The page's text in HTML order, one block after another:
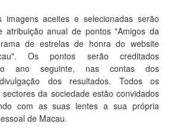
aceites e selecionadas serão
atribuição anual de pontos "Amigos da
de estrelas de honra do website
Os pontos serão creditados
no ano seguinte, nas contas dos
dos resultados. Todos os
da sociedade estão convidados
com as suas lentes a sua própria
de Macau.